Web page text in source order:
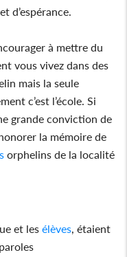
d’espérance.
à mettre du
vous vivez dans des
mais la seule
c’est l’école. Si
grande conviction de
la mémoire de
orphelins de la localité
et les élèves , étaient